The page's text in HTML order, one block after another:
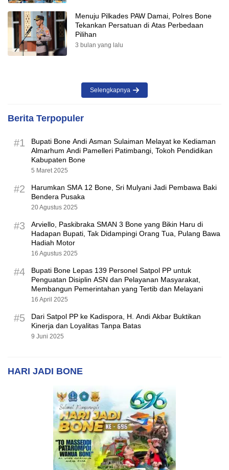
Menuju Pilkades PAW Damai, Polres Bone
Tekankan Persatuan di Atas Perbedaan
Pilihan
3 bulan yang lalu
Selengkapnya
Berita Terpopuler
#1
Bupati Bone Andi Asman Sulaiman Melayat ke Kediaman
Almarhum Andi Pamelleri Patimbangi, Tokoh Pendidikan
Kabupaten Bone
5 Maret 2025
#2
Harumkan SMA 12 Bone, Sri Mulyani Jadi Pembawa Baki
Bendera Pusaka
20 Agustus 2025
#3
Arviello, Paskibraka SMAN 3 Bone yang Bikin Haru di
Hadapan Bupati, Tak Didampingi Orang Tua, Pulang Bawa
Hadiah Motor
16 Agustus 2025
#4
Bupati Bone Lepas 139 Personel Satpol PP untuk
Penguatan Disiplin ASN dan Pelayanan Masyarakat,
Membangun Pemerintahan yang Tertib dan Melayani
16 April 2025
#5
Dari Satpol PP ke Kadispora, H. Andi Akbar Buktikan
Kinerja dan Loyalitas Tanpa Batas
9 Juni 2025
HARI JADI BONE